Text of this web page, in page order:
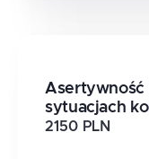
Asertywność
sytuacjach
2150 PLN